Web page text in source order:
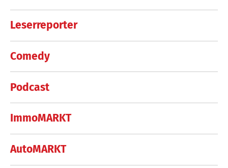
Leserreporter
Comedy
Podcast
ImmoMARKT
AutoMARKT